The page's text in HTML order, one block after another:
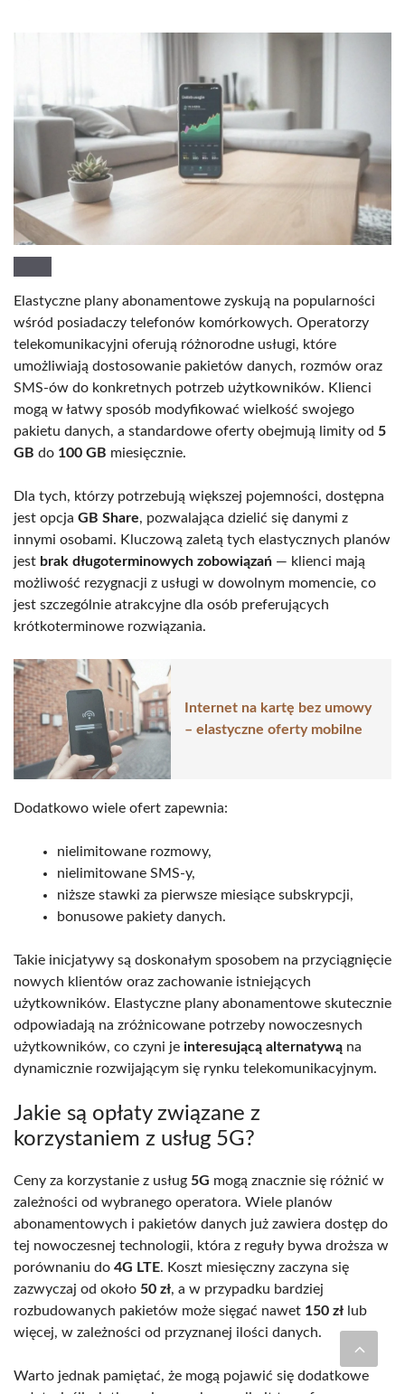
Elastyczne plany abonamentowe zyskują na popularności
wśród posiadaczy telefonów komórkowych. Operatorzy
telekomunikacyjni oferują różnorodne usługi, które
umożliwiają dostosowanie pakietów danych, rozmów oraz
SMS-ów do konkretnych potrzeb użytkowników. Klienci
mogą w łatwy sposób modyfikować wielkość swojego
pakietu danych, a standardowe oferty obejmują limity od 5
GB do 100 GB miesięcznie.
Dla tych, którzy potrzebują większej pojemności, dostępna
jest opcja GB Share, pozwalająca dzielić się danymi z
innymi osobami. Kluczową zaletą tych elastycznych planów
jest brak długoterminowych zobowiązań — klienci mają
możliwość rezygnacji z usługi w dowolnym momencie, co
jest szczególnie atrakcyjne dla osób preferujących
krótkoterminowe rozwiązania.
Internet na kartę bez umowy
– elastyczne oferty mobilne
Dodatkowo wiele ofert zapewnia:
nielimitowane rozmowy,
nielimitowane SMS-y,
niższe stawki za pierwsze miesiące subskrypcji,
bonusowe pakiety danych.
Takie inicjatywy są doskonałym sposobem na przyciągnięcie
nowych klientów oraz zachowanie istniejących
użytkowników. Elastyczne plany abonamentowe skutecznie
odpowiadają na zróżnicowane potrzeby nowoczesnych
użytkowników, co czyni je interesującą alternatywą na
dynamicznie rozwijającym się rynku telekomunikacyjnym.
Jakie są opłaty związane z
korzystaniem z usług 5G?
Ceny za korzystanie z usług 5G mogą znacznie się różnić w
zależności od wybranego operatora. Wiele planów
abonamentowych i pakietów danych już zawiera dostęp do
tej nowoczesnej technologii, która z reguły bywa droższa w
porównaniu do 4G LTE. Koszt miesięczny zaczyna się
zazwyczaj od około 50 zł, a w przypadku bardziej
rozbudowanych pakietów może sięgać nawet 150 zł lub
więcej, w zależności od przyznanej ilości danych.
Warto jednak pamiętać, że mogą pojawić się dodatkowe